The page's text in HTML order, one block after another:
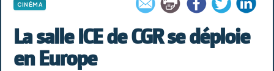
CINÉMA
La salle ICE de CGR se déploie
en Europe